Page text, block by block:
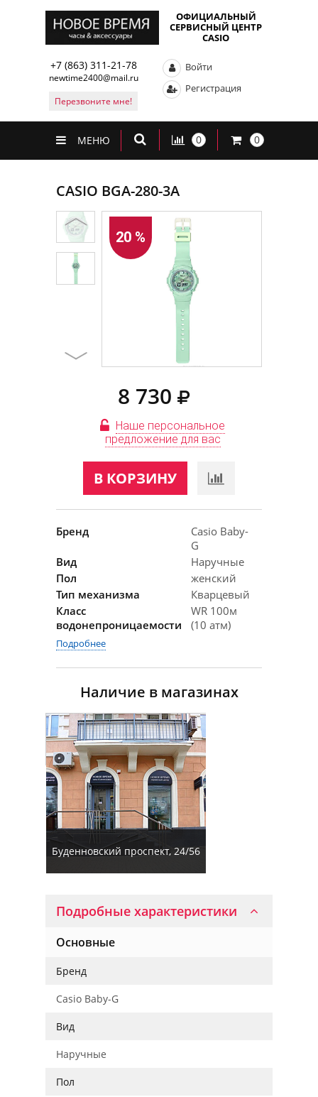
ОФИЦИАЛЬНЫЙ
СЕРВИСНЫЙ ЦЕНТР
CASIO
+7 (863) 311-21-78
newtime2400@mail.ru
Перезвоните мне!
Войти
Регистрация
МЕНЮ 0 0
CASIO BGA-280-3A
20 %
8 730
Наше персональное
предложение для вас
В КОРЗИНУ
Бренд
Casio Baby-
G
Вид
Наручные
Пол
женский
Тип механизма
Кварцевый
Класс
водонепроницаемости
WR 100м
(10 атм)
Подробнее
Наличие в магазинах
Буденновский проспект, 24/56
Подробные характеристики
Основные
Бренд
Casio Baby-G
Вид
Наручные
Пол